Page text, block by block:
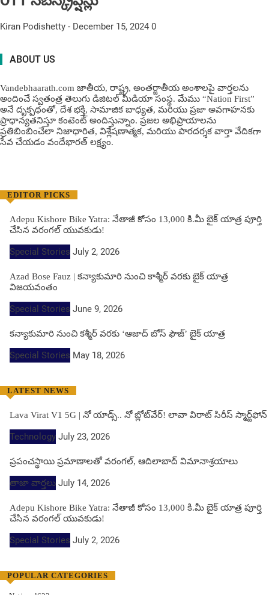
Kiran Podishetty - December 15, 2024 0
ABOUT US
Vandebhaarath.com జాతీయ, రాష్ట్ర, అంతర్జాతీయ అంశాలపై వార్తలను
అందించే స్వతంత్ర తెలుగు డిజిటల్ మీడియా సంస్థ. మేము “Nation First”
అనే దృక్పథంతో, దేశ భక్తి, సామాజిక బాధ్యత, మరియు ప్రజా అవగాహనకు
ప్రాధాన్యతనిస్తూ కంటెంట్ అందిస్తున్నాం. ప్రజల అభిప్రాయాలను
ప్రతిబింబించేలా నిజాధారిత, విశ్లేషణాత్మక, మరియు పారదర్శక వార్తా వేదికగా
సేవ చేయడం వందేభార‌త్ ల‌క్ష్యం.
EDITOR PICKS
Adepu Kishore Bike Yatra: నేతాజీ కోసం 13,000 కి.మీ బైక్ యాత్ర పూర్తి
చేసిన వరంగల్ యువకుడు!
Special Stories July 2, 2026
Azad Bose Fauz | కన్యాకుమారి నుంచి కాశ్మీర్ వరకు బైక్ యాత్ర
విజయవంతం
Special Stories June 9, 2026
కన్యాకుమారి నుంచి కశ్మీర్ వరకు ‘ఆజాద్ బోస్ ఫౌజ్’ బైక్ యాత్ర
Special Stories May 18, 2026
LATEST NEWS
Lava Virat V1 5G | నో యాడ్స్.. నో బ్లోట్‌వేర్! లావా విరాట్ సిరీస్ స్మార్ట్‌ఫోన్​
Technology July 23, 2026
ప్రపంచస్థాయి ప్రమాణాలతో వరంగల్, ఆదిలాబాద్ విమానాశ్రయాలు
తాజా వార్తలు July 14, 2026
Adepu Kishore Bike Yatra: నేతాజీ కోసం 13,000 కి.మీ బైక్ యాత్ర పూర్తి
చేసిన వరంగల్ యువకుడు!
Special Stories July 2, 2026
POPULAR CATEGORIES